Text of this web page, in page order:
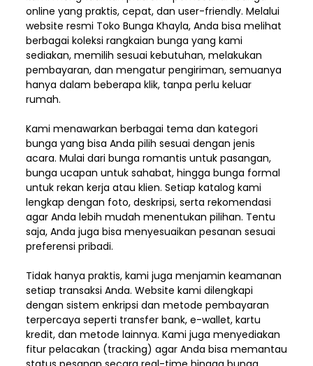
online yang praktis, cepat, dan user-friendly. Melalui
website resmi Toko Bunga Khayla, Anda bisa melihat
berbagai koleksi rangkaian bunga yang kami
sediakan, memilih sesuai kebutuhan, melakukan
pembayaran, dan mengatur pengiriman,semuanya
hanya dalam beberapa klik, tanpa perlu keluar
rumah.
Kami menawarkan berbagai tema dan kategori
bunga yang bisa Anda pilih sesuai dengan jenis
acara. Mulai dari bunga romantis untuk pasangan,
bunga ucapan untuk sahabat, hingga bunga formal
untuk rekan kerja atau klien. Setiap katalog kami
lengkap dengan foto, deskripsi, serta rekomendasi
agar Anda lebih mudah menentukan pilihan. Tentu
saja, Anda juga bisa menyesuaikan pesanan sesuai
preferensi pribadi.
Tidak hanya praktis, kami juga menjamin keamanan
setiap transaksi Anda. Website kami dilengkapi
dengan sistem enkripsi dan metode pembayaran
terpercaya seperti transfer bank, e-wallet, kartu
kredit, dan metode lainnya. Kami juga menyediakan
fitur pelacakan (tracking) agar Anda bisa memantau